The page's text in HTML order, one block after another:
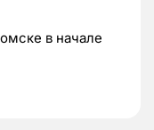
в начале